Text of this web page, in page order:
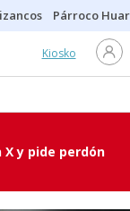
Párroco
Kiosko
y pide perdón